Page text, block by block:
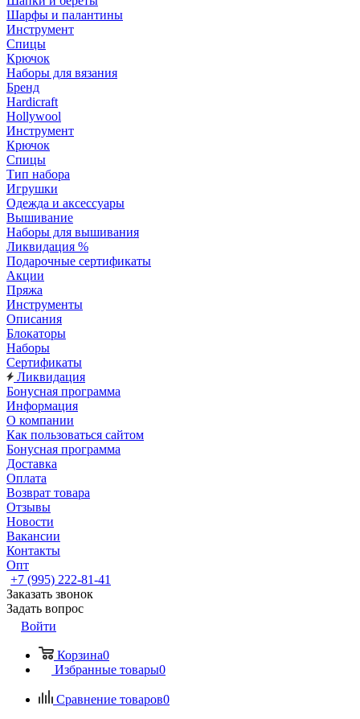
Шарфы и палантины
Инструмент
Спицы
Крючок
Наборы для вязания
Бренд
Hardicraft
Hollywool
Инструмент
Крючок
Спицы
Тип набора
Игрушки
Одежда и аксессуары
Вышивание
Наборы для вышивания
Ликвидация %
Подарочные сертификаты
Акции
Пряжа
Инструменты
Описания
Блокаторы
Наборы
Сертификаты
Ликвидация
Бонусная программа
Информация
О компании
Как пользоваться сайтом
Бонусная программа
Доставка
Оплата
Возврат товара
Отзывы
Новости
Вакансии
Контакты
Опт
+7 (995) 222-81-41
Заказать звонок
Задать вопрос
Войти
Корзина0
Избранные товары0
Сравнение товаров0